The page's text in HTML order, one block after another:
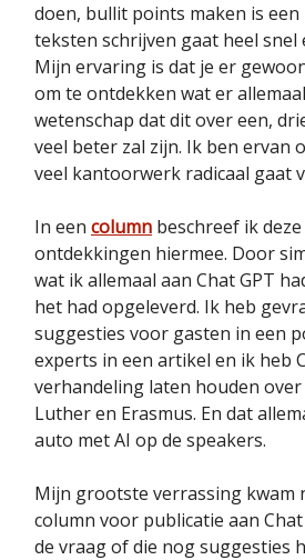
doen, bullit points maken is een
teksten schrijven gaat heel snel
Mijn ervaring is dat je er
om te ontdekken wat er
wetenschap dat dit over een,
veel beter zal zijn. Ik ben ervan
veel kantoorwerk radicaal gaat
In een column beschreef ik
ontdekkingen hiermee. Door
wat ik allemaal aan Chat GPT
het had opgeleverd. Ik heb
suggesties voor gasten in een
experts in een artikel en ik heb
verhandeling laten houden
Luther en Erasmus. En dat
auto met AI op de speakers.
Mijn grootste verrassing kwam
column voor publicatie aan
de vraag of die nog suggesties